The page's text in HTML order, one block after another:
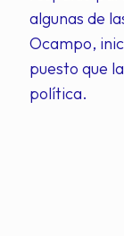
algunas de
Ocampo,
puesto que
política.